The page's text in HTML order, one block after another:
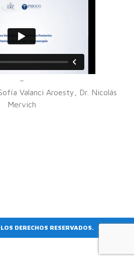
–
Valanci Aroesty, Dr. Nicolás
Mervich
DERECHOS RESERVADOS.